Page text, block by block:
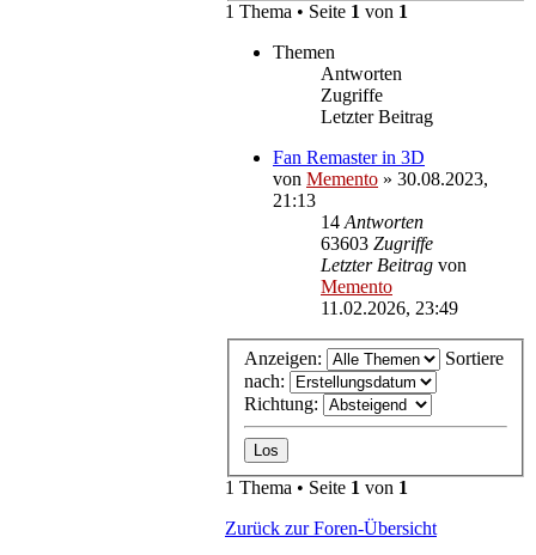
1 Thema • Seite 1 von 1
Themen
Antworten
Zugriffe
Letzter Beitrag
Fan Remaster in 3D
von Memento » 30.08.2023,
21:13
14 Antworten
63603 Zugriffe
Letzter Beitrag von
Memento
11.02.2026, 23:49
Anzeigen:
Sortiere
nach:
Richtung:
1 Thema • Seite 1 von 1
Zurück zur Foren-Übersicht